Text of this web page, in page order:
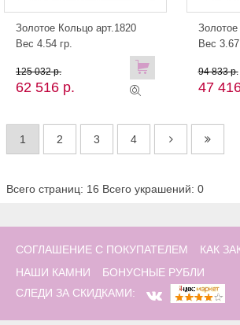
Золотое Кольцо арт.1820
Вес 4.54 гр.
62 516 р.
125 032 р.
Золотое
Вес 3.67
47
94 833 р.
1 2 3 4
Всего страниц: 16 Всего украшений: 0
СОГЛАШЕНИЕ С ПОКУПАТЕЛЕМ
КАК
НАШИ КАМНИ
БОНУСНЫЕ РУБЛИ
СЛЕДИ ЗА СКИДКАМИ: